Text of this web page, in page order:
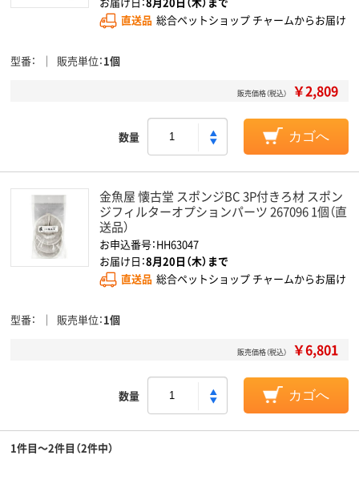
直送品 総合ペットショップ チャームからお届け
型番 販売単位 1個
販売価格（税込） ￥2,809
数量 カゴへ
金魚屋 懐古堂 スポンジBC 3P付きろ材 スポン
ジフィルターオプションパーツ 267096 1個（直
送品）
お申込番号：HH63047
お届け日：8月20日（木）まで
直送品 総合ペットショップ チャームからお届け
型番 販売単位 1個
販売価格（税込） ￥6,801
数量 カゴへ
1件目～2件目（2件中）